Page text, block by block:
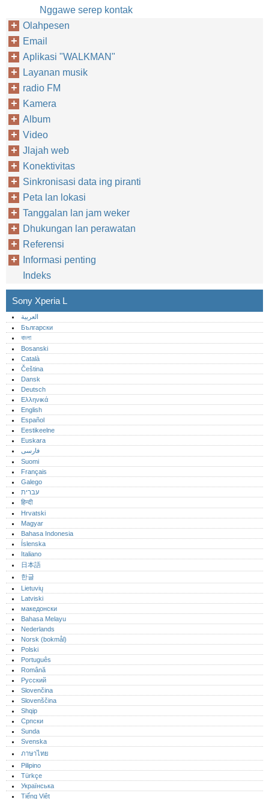
Nggawe serep kontak
Olahpesen
Email
Aplikasi "WALKMAN"
Layanan musik
radio FM
Kamera
Album
Video
Jlajah web
Konektivitas
Sinkronisasi data ing piranti
Peta lan lokasi
Tanggalan lan jam weker
Dhukungan lan perawatan
Referensi
Informasi penting
Indeks
Sony Xperia L
العربية
Български
বাংলা
Bosanski
Català
Čeština
Dansk
Deutsch
Ελληνικά
English
Español
Eestikeelne
Euskara
فارسی
Suomi
Français
Galego
עברית
हिन्दी
Hrvatski
Magyar
Bahasa Indonesia
Íslenska
Italiano
日本語
한글
Lietuvių
Latviski
македонски
Bahasa Melayu
Nederlands
Norsk (bokmål)‎
Polski
Português‎
Română
Русский
Slovenčina
Slovenščina
Shqip
Српски
Sunda
Svenska
ภาษาไทย
Pilipino
Türkçe
Українська
Tiếng Việt